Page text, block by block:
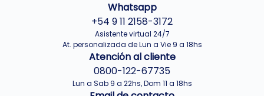
Whatsapp
+54 9 11 2158-3172
Asistente virtual 24/7
At. personalizada de Lun a Vie 9 a 18hs
Atención al cliente
0800-122-67735
Lun a Sab 9 a 22hs, Dom 11 a 18hs